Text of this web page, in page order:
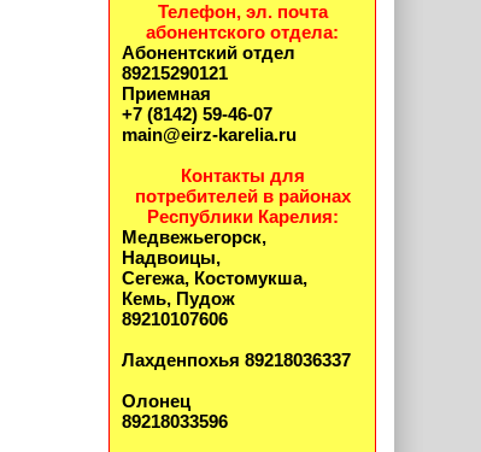
Телефон, эл. почта
абонентского отдела:
Абонентский отдел
89215290121
Приемная
+7 (8142) 59-46-07
main@eirz-karelia.ru
Контакты для
потребителей в районах
Республики Карелия:
Медвежьегорск,
Надвоицы,
Сегежа, Костомукша,
Кемь, Пудож
89210107606
Лахденпохья 89218036337
Олонец
89218033596